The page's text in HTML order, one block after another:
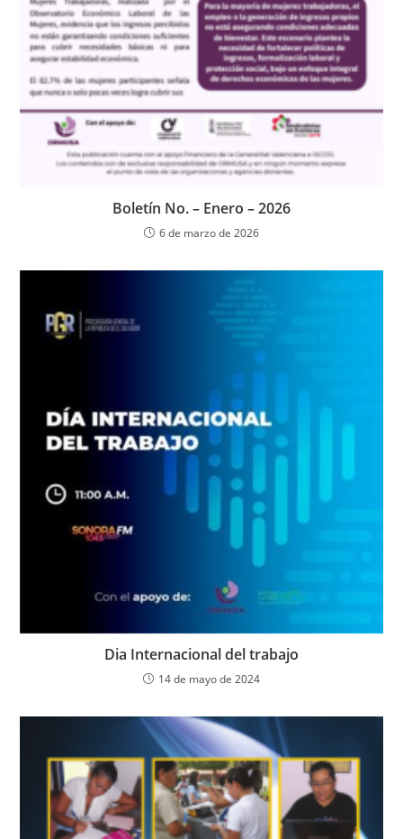
Boletín No. – Enero – 2026
6 de marzo de 2026
Dia Internacional del trabajo
14 de mayo de 2024